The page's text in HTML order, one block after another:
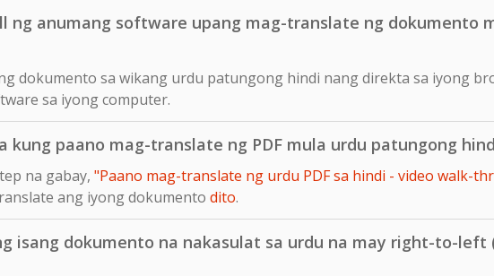
ng anumang software upang mag-translate ng dokumento
dokumento sa wikang urdu patungong hindi nang direkta sa iyong
sa iyong computer.
kung paano mag-translate ng PDF mula urdu patungong
na gabay, "Paano mag-translate ng urdu PDF sa hindi - video walk-
ang iyong dokumento dito.
isang dokumento na nakasulat sa urdu na may right-to-left